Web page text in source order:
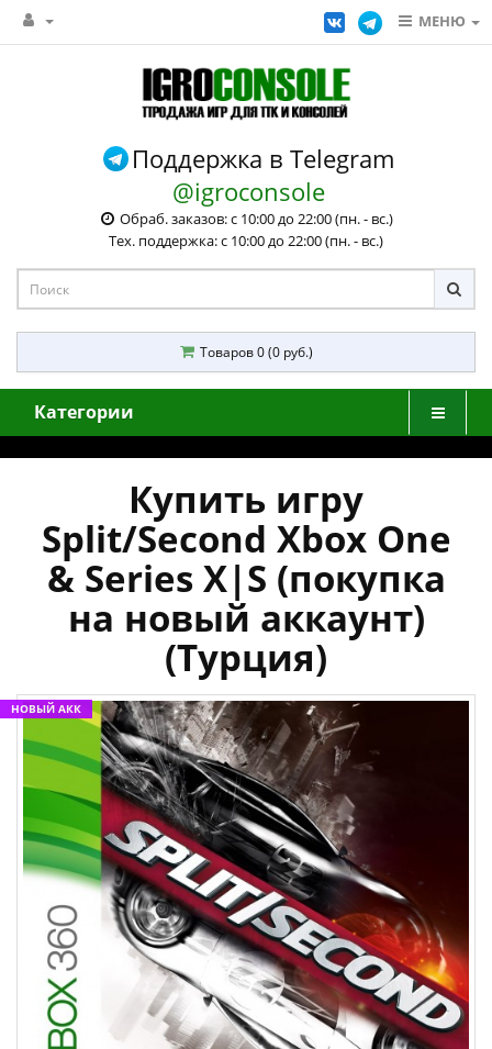
МЕНЮ
Поддержка в Telegram
@igroconsole
Обраб. заказов: с 10:00 до 22:00 (пн. - вс.)
Тех. поддержка: с 10:00 до 22:00 (пн. - вс.)
Товаров 0 (0 руб.)
Категории
Купить игру
Split/Second Xbox One
& Series X|S (покупка
на новый аккаунт)
(Турция)
НОВЫЙ АКК